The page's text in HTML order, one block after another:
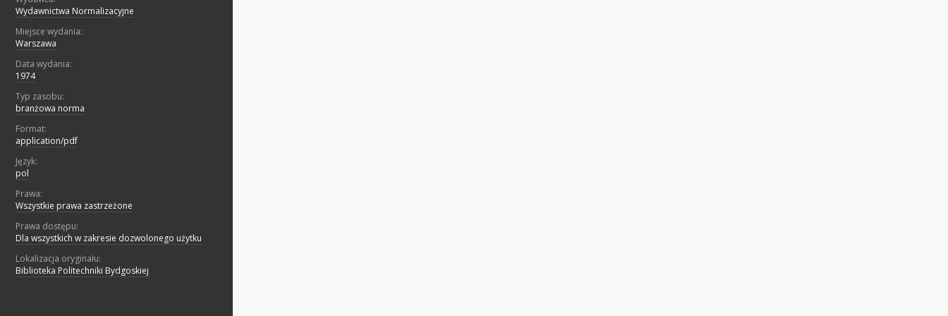
Wydawnictwa Normalizacyjne
Miejsce wydania:
Warszawa
Data wydania:
1974
Typ zasobu:
branżowa norma
Format:
application/pdf
Język:
pol
Prawa:
Wszystkie prawa zastrzeżone
Prawa dostępu:
Dla wszystkich w zakresie dozwolonego użytku
Lokalizacja oryginału:
Biblioteka Politechniki Bydgoskiej